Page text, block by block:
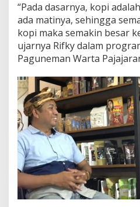
g
S
u
k
s
e
s
B
e
r
t
a
h
a
n
D
i
t
e
“Pada dasarnya, kopi
ada matinya, sehingga
kopi maka semakin besar
ujarnya Rifky dalam
Paguneman Warta